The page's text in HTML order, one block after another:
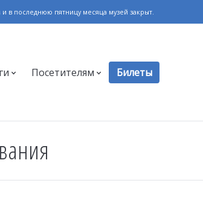
в последнюю пятницу месяца музей закрыт.
Посетителям Билеты